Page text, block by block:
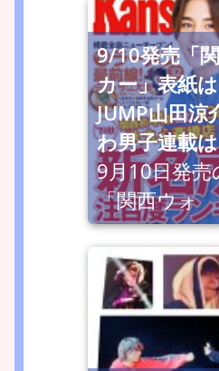
9/10発売「
カー」表紙
JUMP山田涼
わ男子連載
9月10日発売
「関西ウォ